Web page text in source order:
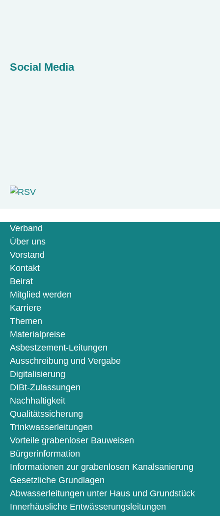
Social Media
Verband
Über uns
Vorstand
Kontakt
Beirat
Mitglied werden
Karriere
Themen
Materialpreise
Asbestzement-Leitungen
Ausschreibung und Vergabe
Digitalisierung
DIBt-Zulassungen
Nachhaltigkeit
Qualitätssicherung
Trinkwasserleitungen
Vorteile grabenloser Bauweisen
Bürgerinformation
Informationen zur grabenlosen Kanalsanierung
Gesetzliche Grundlagen
Abwasserleitungen unter Haus und Grundstück
Innerhäusliche Entwässerungsleitungen